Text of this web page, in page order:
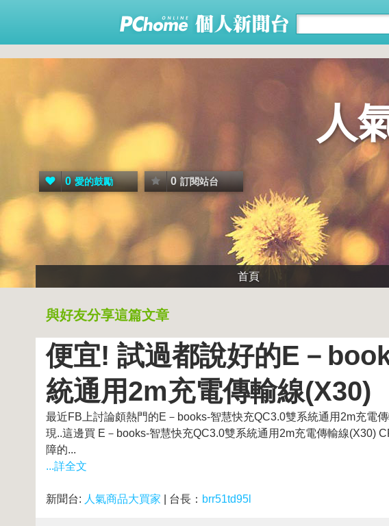
人
0 愛的鼓勵 0 訂閱站台
首頁
與好友分享這篇文章
便宜! 試過都說好的E－
統通用2m充電傳輸線(X30)
最近FB上討論頗熱門的E－books-智慧快充QC3.0雙系統通用2m充電
現..這邊買 E－books-智慧快充QC3.0雙系統通用2m充電傳輸線(X30)
障的...
...詳全文
新聞台: 人氣商品大買家 | 台長： brr51td95l